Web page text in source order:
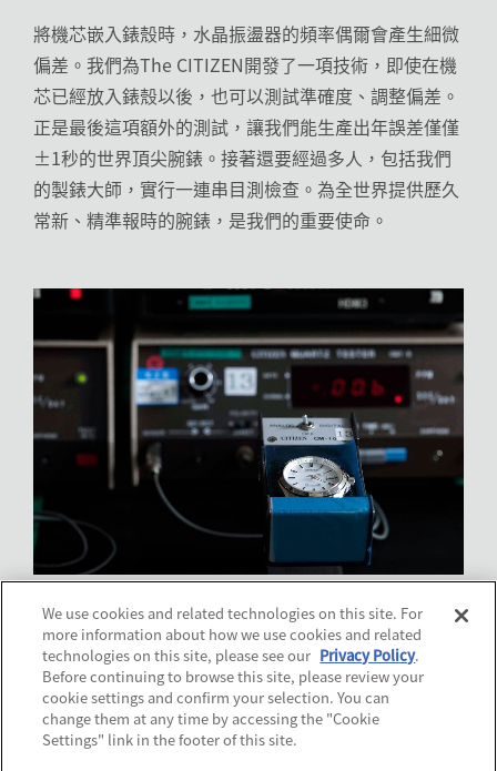
將機芯嵌入錶殼時，水晶振盪器的頻率偶爾會產生細微
偏差。我們為The CITIZEN開發了一項技術，即使在機
芯已經放入錶殼以後，也可以測試準確度、調整偏差。
正是最後這項額外的測試，讓我們能生產出年誤差僅僅
±1秒的世界頂尖腕錶。接著還要經過多人，包括我們
的製錶大師，實行一連串目測檢查。為全世界提供歷久
常新、精準報時的腕錶，是我們的重要使命。
We use cookies and related technologies on this site. For
more information about how we use cookies and related
technologies on this site, please see our Privacy Policy.
Before continuing to browse this site, please review your
cookie settings and confirm your selection. You can
change them at any time by accessing the "Cookie
Settings" link in the footer of this site.